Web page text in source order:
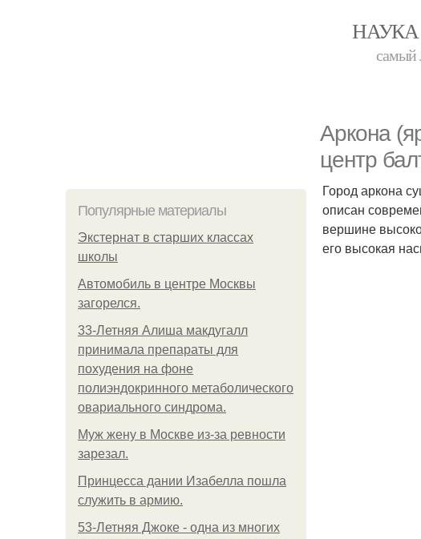
самый
Аркона
центр
Популярные материалы
Экстернат в старших классах
школы
Автомобиль в центре Москвы
загорелся.
33-Летняя Алиша макдугалл
принимала препараты для
похудения на фоне
полиэндокринного метаболического
овариального синдрома.
Mуж жену в Москве из-за ревности
зарезал.
Принцесса дании Изабелла пошла
служить в армию.
53-Летняя Джоке - одна из многих
Город аркона
описан
вершине
его высокая